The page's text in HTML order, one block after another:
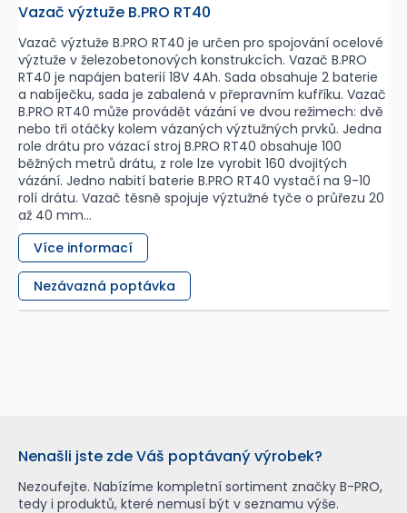
Vazač výztuže B.PRO RT40
Vazač výztuže B.PRO RT40 je určen pro spojování ocelové
výztuže v železobetonových konstrukcích. Vazač B.PRO
RT40 je napájen baterií 18V 4Ah. Sada obsahuje 2 baterie
a nabíječku, sada je zabalená v přepravním kufříku. Vazač
B.PRO RT40 může provádět vázání ve dvou režimech: dvě
nebo tři otáčky kolem vázaných výztužných prvků. Jedna
role drátu pro vázací stroj B.PRO RT40 obsahuje 100
běžných metrů drátu, z role lze vyrobit 160 dvojitých
vázání. Jedno nabití baterie B.PRO RT40 vystačí na 9-10
rolí drátu. Vazač těsně spojuje výztužné tyče o průřezu 20
až 40 mm...
Více informací
Nezávazná poptávka
Nenašli jste zde Váš poptávaný výrobek?
Nezoufejte. Nabízíme kompletní sortiment značky B-PRO,
tedy i produktů, které nemusí být v seznamu výše.